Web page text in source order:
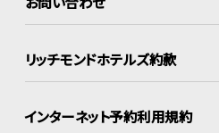
リッチモンドホテルズ約款
インターネット予約利用規約